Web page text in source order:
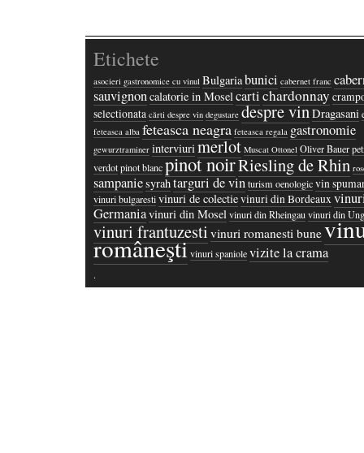
Etichete
asocieri gastronomice cu vinul Bulgariabunici cabernet franc
sauvignoncalatorie in Moselcartichardonnay
selectionata cărti despre vin degustare despre vinDragasani
feteasca alba feteasca neagra feteasca regala gastronomie
gewurztraminer interviurimerlot Muscat Ottonel Oliver Bauer
verdotpinot blancpinot noirRiesling de Rhin
sampaniesyrahtarguri de vinturism oenologicvin
vinuri bulgarestivinuri de colectievinuri din Bordeaux
Germaniavinuri din Moselvinuri din Rheingauvinuri din
vinuri frantuzesti vinuri romanesti bune
româneştivinuri spaniolevizite la crama
·